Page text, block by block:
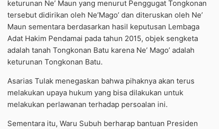
keturunan Ne’ Maun yang menurut Penggugat Tongkonan
tersebut didirikan oleh Ne’Mago’ dan diteruskan oleh Ne’
Maun sementara berdasarkan hasil keputusan Lembaga
Adat Hakim Pendamai pada tahun 2015, objek sengketa
adalah tanah Tongkonan Batu karena Ne’ Mago’ adalah
keturunan Tongkonan Batu.
Asarias Tulak menegaskan bahwa pihaknya akan terus
melakukan upaya hukum yang bisa dilakukan untuk
melakukan perlawanan terhadap persoalan ini.
Sementara itu, Waru Subuh berharap bantuan Presiden